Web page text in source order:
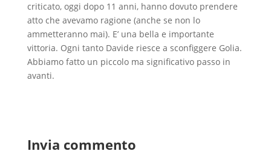
criticato, oggi dopo 11 anni, hanno dovuto prendere
atto che avevamo ragione (anche se non lo
ammetteranno mai). E’ una bella e importante
vittoria. Ogni tanto Davide riesce a sconfiggere Golia.
Abbiamo fatto un piccolo ma significativo passo in
avanti.
Invia commento